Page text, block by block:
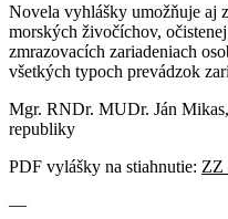
Novela vyhlášky umožňuje aj
morských živočíchov,
zmrazovacích zariadeniach
všetkých typoch prevádzok
Mgr. RNDr. MUDr. Ján
republiky
PDF vylášky na stiahnutie:
—